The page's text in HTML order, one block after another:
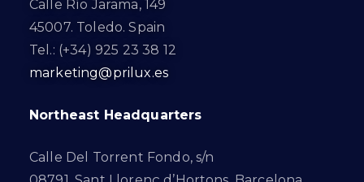
Calle Río Jarama, 149
45007. Toledo. Spain
Tel.: (+34) 925 23 38 12
marketing@prilux.es
Northeast Headquarters
Calle Del Torrent Fondo, s/n